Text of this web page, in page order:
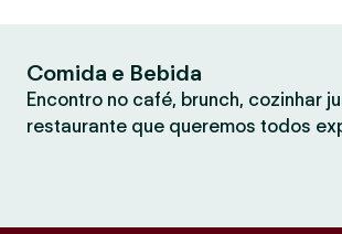
Comida e Bebida
Encontro no café, brunch, cozinhar
restaurante que queremos todos